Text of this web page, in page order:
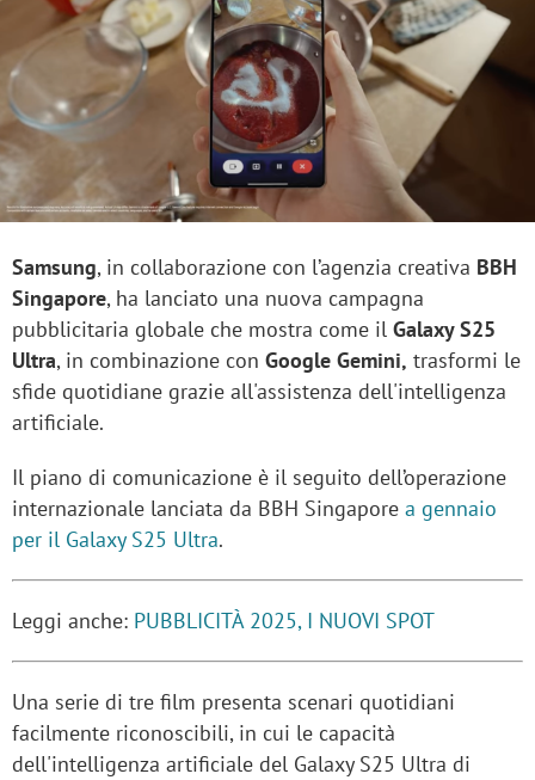
Samsung, in collaborazione con l’agenzia creativa BBH
Singapore, ha lanciato una nuova campagna
pubblicitaria globale che mostra come il Galaxy S25
Ultra, in combinazione con Google Gemini, trasformi le
sfide quotidiane grazie all'assistenza dell'intelligenza
artificiale.
Il piano di comunicazione è il seguito dell’operazione
internazionale lanciata da BBH Singapore a gennaio
per il Galaxy S25 Ultra.
Leggi anche: PUBBLICITÀ 2025, I NUOVI SPOT
Una serie di tre film presenta scenari quotidiani
facilmente riconoscibili, in cui le capacità
dell'intelligenza artificiale del Galaxy S25 Ultra di